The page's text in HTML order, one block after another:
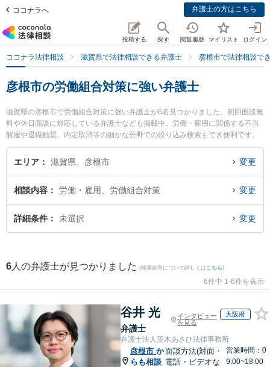
ココナラへ 弁護士の方はこちら
投稿する 探す 閲覧履歴 マイリスト ログイン
ココナラ法律相談 滋賀県で法律相談できる弁護士 彦根市で法律相談で
彦根市の労働組合対策に強い弁護士
滋賀県の彦根市で労働組合対策に強い弁護士が6名見つかりました。初回面談無
料や休日面談に対応している弁護士なども掲載中。労働・雇用に関係する不当
解雇や退職勧奨、内定取消等の細かな分野での絞り込み検索もでき便利です。
特に彦根法律事務所の林 直樹弁護士や南彦根法律事務所の鈴木 司弁護士、石田
法律事務所の石田 拓也弁護士のプロフィール情報や弁護士費用、強みなどが注
目されています。『彦根市で土日や夜間に発生した労働組合対策のトラブルを
くの弁護士を検索したい』『初回相談無料で労働組合対策を法律相談できる彦
根市内の弁護士に相談予約したい』などでお困りの相談者さんにおすすめで
す。
エリア 滋賀県、彦根市 変更
相談内容 労働・雇用、労働組合対策 変更
詳細条件 未選択 変更
6 人の弁護士が見つかりました (検索結果について詳しくは こちら)
6件中 1-6件を表示
谷井 光
弁護士
インタビュー
を見る
大阪府
弁護士法人茨木あさひ法律事務所
彦根市 か
らも相談
面談方法(対面・
電話・ビデオな
営業時間：0
9:00~18:00